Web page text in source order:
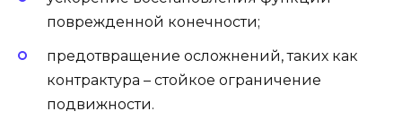
поврежденной конечности;
предотвращение осложнений, таких как
контрактура – стойкое ограничение
подвижности.